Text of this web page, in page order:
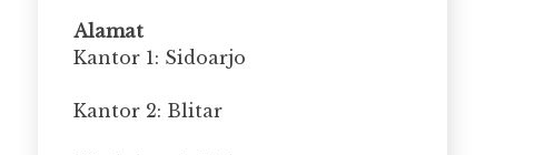
Alamat
Kantor 1: Sidoarjo
Kantor 2: Blitar